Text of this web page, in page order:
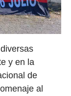
y en la
de
al